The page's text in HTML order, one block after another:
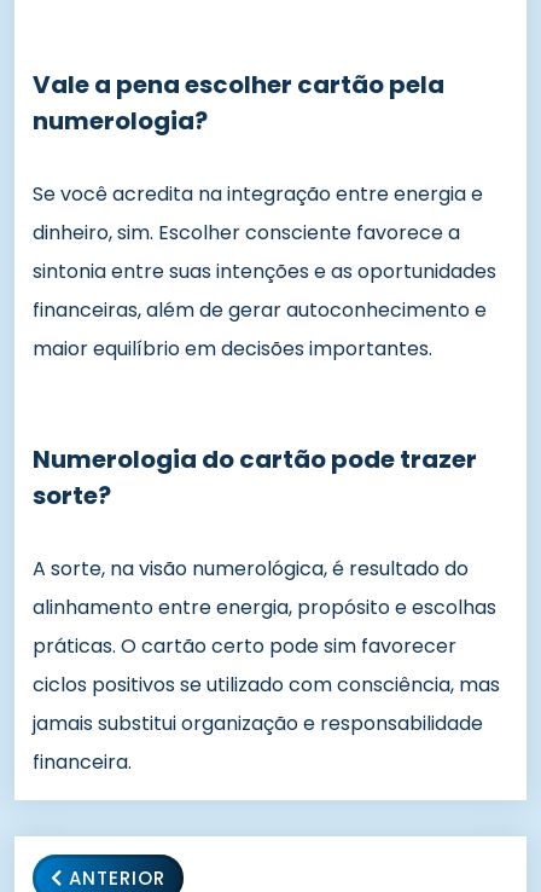
Vale a pena escolher cartão pela
numerologia?
Se você acredita na integração entre energia e
dinheiro, sim. Escolher consciente favorece a
sintonia entre suas intenções e as oportunidades
financeiras, além de gerar autoconhecimento e
maior equilíbrio em decisões importantes.
Numerologia do cartão pode trazer
sorte?
A sorte, na visão numerológica, é resultado do
alinhamento entre energia, propósito e escolhas
práticas. O cartão certo pode sim favorecer
ciclos positivos se utilizado com consciência, mas
jamais substitui organização e responsabilidade
financeira.
ANTERIOR